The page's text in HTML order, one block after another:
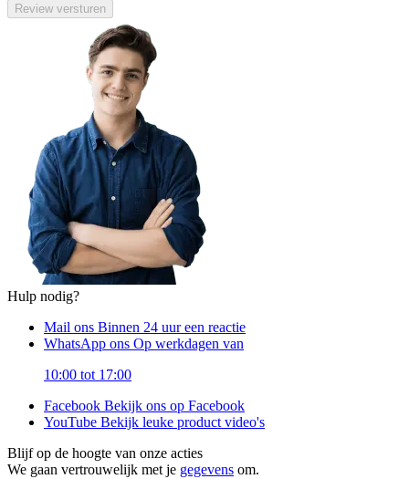
Review versturen
Hulp nodig?
Mail ons Binnen 24 uur een reactie
WhatsApp ons Op werkdagen van
10:00 tot 17:00
Facebook Bekijk ons op Facebook
YouTube Bekijk leuke product video's
Blijf op de hoogte van onze acties
We gaan vertrouwelijk met je gegevens om.